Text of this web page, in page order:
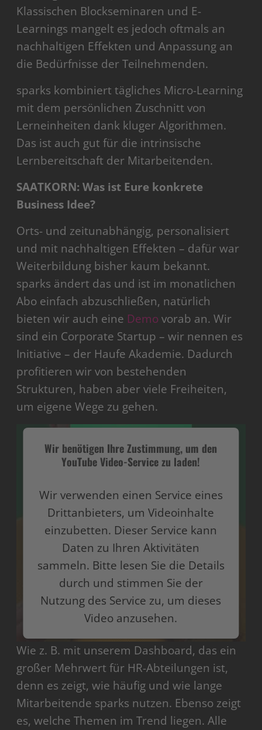
Klassischen Blockseminaren und E-
Learnings mangelt es jedoch oftmals an
nachhaltigen Effekten und Anpassung an
die Bedürfnisse der Teilnehmenden.
sparks kombiniert tägliches Micro-Learning
mit dem persönlichen Zuschnitt von
Lerneinheiten dank kluger Algorithmen.
Das ist auch gut für die intrinsische
Lernbereitschaft der Mitarbeitenden.
SAATKORN: Was ist Eure konkrete
Business Idee?
Orts- und zeitunabhängig, personalisiert
und mit nachhaltigen Effekten – dafür war
Weiterbildung bisher kaum bekannt.
sparks ändert das und ist im monatlichen
Abo einfach abzuschließen, natürlich
bieten wir auch eine Demo vorab an. Wir
sind ein Corporate Startup – wir nennen es
Initiative – der Haufe Akademie. Dadurch
profitieren wir von bestehenden
Strukturen, haben aber viele Freiheiten,
um eigene Wege zu gehen.
Wir benötigen Ihre Zustimmung, um den
YouTube Video-Service zu laden!
Wir verwenden einen Service eines
Drittanbieters, um Videoinhalte
einzubetten. Dieser Service kann
Daten zu Ihren Aktivitäten
sammeln. Bitte lesen Sie die Details
durch und stimmen Sie der
Nutzung des Service zu, um dieses
Video anzusehen.
Mehr Informationen
Akzeptieren
powered byUsercentrics Consent Management
Platform
Wie z. B. mit unserem Dashboard, das ein
großer Mehrwert für HR-Abteilungen ist,
denn es zeigt, wie häufig und wie lange
Mitarbeitende sparks nutzen. Ebenso zeigt
es, welche Themen im Trend liegen. Alle